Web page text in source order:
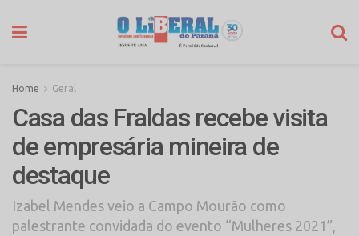
Home Geral
Casa das Fraldas recebe visita
de empresária mineira de
destaque
Izabel Mendes veio a Campo Mourão como
palestrante convidada do evento “Mulheres 2021”,